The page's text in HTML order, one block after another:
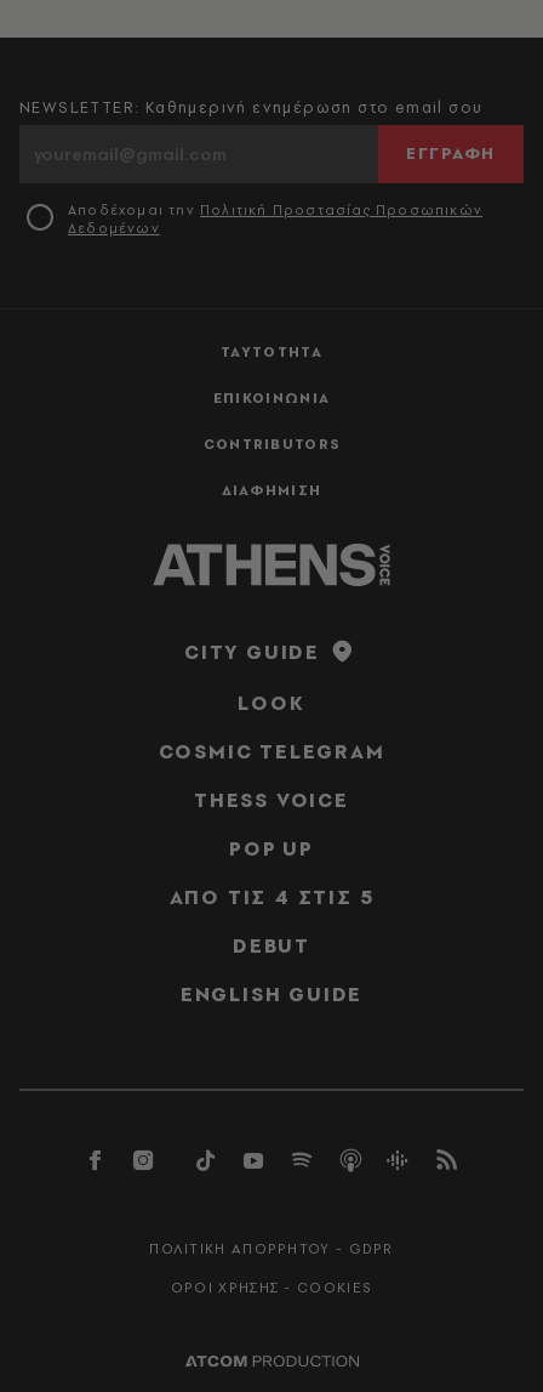
ΤΑΥΤΟΤΗΤΑ
ΕΠΙΚΟΙΝΩΝΙΑ
CONTRIBUTORS
ΔΙΑΦΗΜΙΣΗ
NEWSLETTER: Καθημερινή ενημέρωση στο email σου
ΕΓΓΡΑΦΗ
Αποδέχομαι την Πολιτική Προστασίας Προσωπικών
Δεδομένων
CITY GUIDE
LOOK
COSMIC TELEGRAM
THESS VOICE
POP UP
ΑΠΟ ΤΙΣ 4 ΣΤΙΣ 5
DEBUT
ENGLISH GUIDE
ΠΟΛΙΤΙΚΗ ΑΠΟΡΡΗΤΟΥ - GDPR
ΟΡΟΙ ΧΡΗΣΗΣ - COOKIES